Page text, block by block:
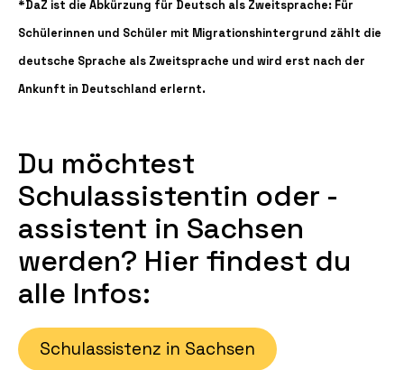
*DaZ ist die Abkürzung für Deutsch als Zweitsprache: Für
Schülerinnen und Schüler mit Migrationshintergrund zählt die
deutsche Sprache als Zweitsprache und wird erst nach der
Ankunft in Deutschland erlernt.
Du möchtest
Schulassistentin oder -
assistent in Sachsen
werden? Hier findest du
alle Infos:
Schulassistenz in Sachsen